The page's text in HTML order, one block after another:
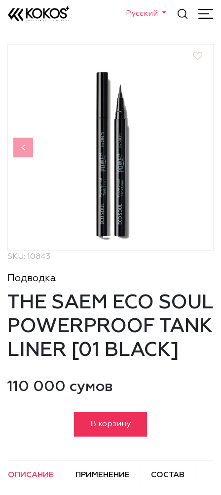
Русский
SKU: 10843
Подводка
THE SAEM ECO SOUL
POWERPROOF TANK
LINER [01 BLACK]
110 000 сумов
В корзину
ОПИСАНИЕ ПРИМЕНЕНИЕ СОСТАВ